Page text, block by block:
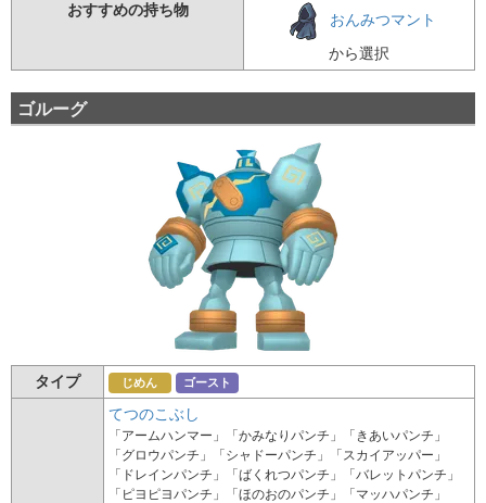
おすすめの持ち物
おんみつマント
から選択
ゴルーグ
タイプ じめん ゴースト
てつのこぶし
「アームハンマー」「かみなりパンチ」「きあいパンチ」
「グロウパンチ」「シャドーパンチ」「スカイアッパー」
「ドレインパンチ」「ばくれつパンチ」「バレットパンチ」
「ピヨピヨパンチ」「ほのおのパンチ」「マッハパンチ」